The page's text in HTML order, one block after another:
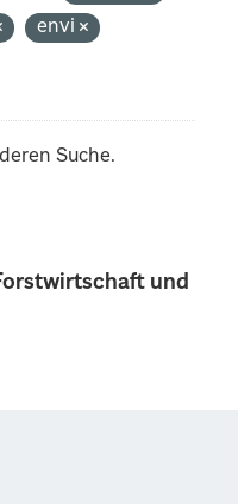
und
envi
Suche.